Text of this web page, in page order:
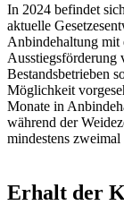
In 2024 befindet
aktuelle
Anbindehaltung mit
Bestandsbetrieben
Möglichkeit
Monate in
während der
mindestens
Erhalt der